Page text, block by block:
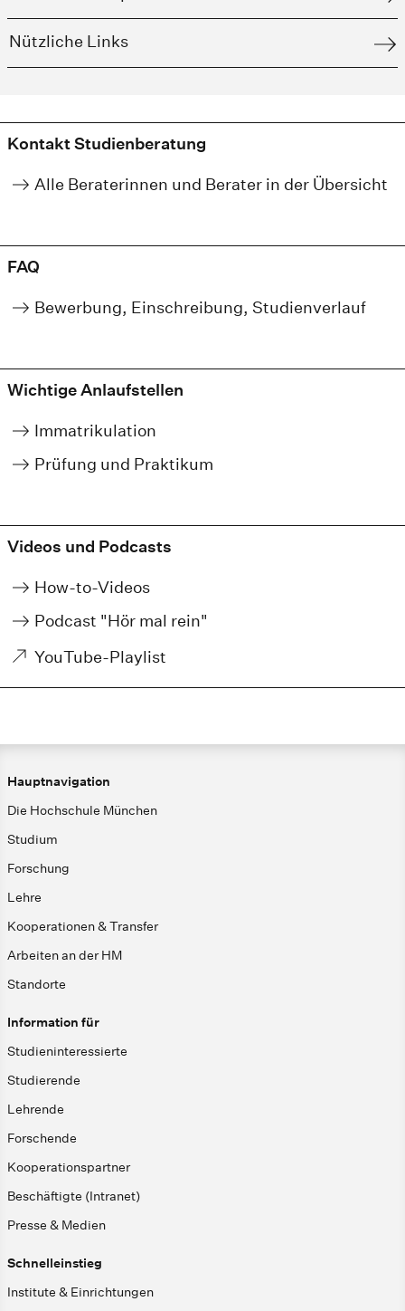
Nützliche Links
Kontakt Studienberatung
Alle Beraterinnen und Berater in der Übersicht
FAQ
Bewerbung, Einschreibung, Studienverlauf
Wichtige Anlaufstellen
Immatrikulation
Prüfung und Praktikum
Videos und Podcasts
How-to-Videos
Podcast "Hör mal rein"
YouTube-Playlist
Hauptnavigation
Die Hochschule München
Studium
Forschung
Lehre
Kooperationen & Transfer
Arbeiten an der HM
Standorte
Information für
Studieninteressierte
Studierende
Lehrende
Forschende
Kooperationspartner
Beschäftigte (Intranet)
Presse & Medien
Schnelleinstieg
Institute & Einrichtungen